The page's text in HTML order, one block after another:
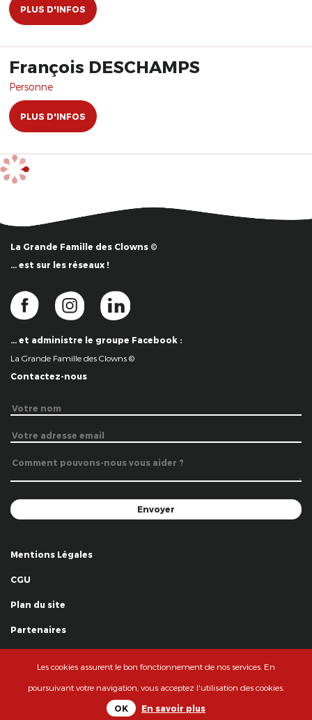
PLUS D'INFOS
François DESCHAMPS
Personne
PLUS D'INFOS
La Grande Famille des Clowns ©
… est sur les réseaux !
… et administre le groupe Facebook :
La Grande Famille des Clowns ©
Contactez-nous
Mentions Légales
CGU
Plan du site
Partenaires
© La Grande Famille des Clowns - 2018
Les cookies assurent le bon fonctionnement de nos services. En
poursuivant votre navigation, vous acceptez l'utilisation des cookies.
OK En savoir plus